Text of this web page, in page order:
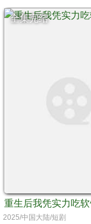
全集完结
重生后我凭实力吃软
2025/中国大陆/短剧